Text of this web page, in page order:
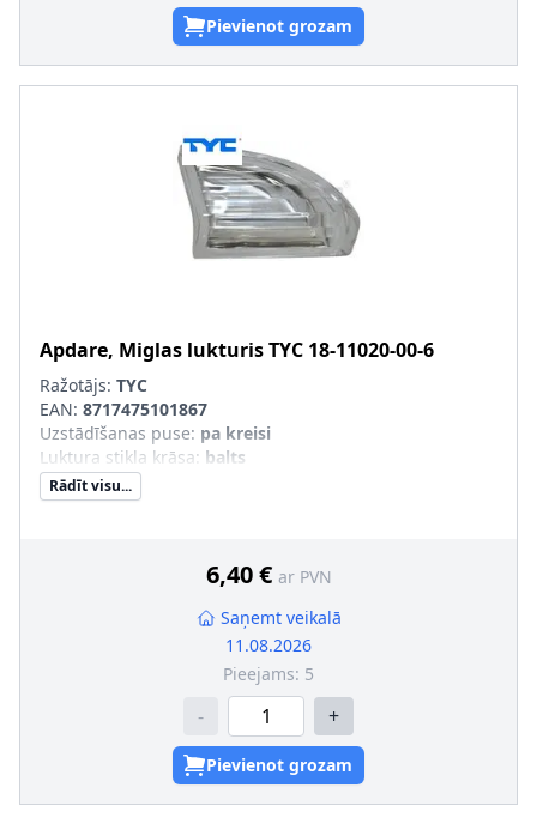
Pievienot grozam
Apdare, Miglas lukturisTYC 18-11020-00-6
Ražotājs: TYC
EAN: 8717475101867
Uzstādīšanas puse: pa kreisi
Luktura stikla krāsa: balts
Rādīt visu...
6,40 € ar PVN
Saņemt veikalā
11.08.2026
Pieejams: 5
- +
Pievienot grozam